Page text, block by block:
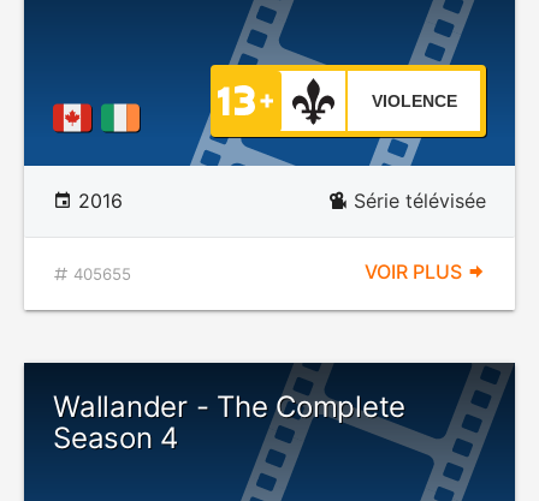
VIOLENCE
2016 Série télévisée
405655 VOIR PLUS
Wallander - The Complete
Season 4